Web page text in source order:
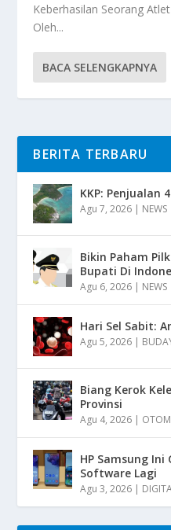
Keberhasilan Seorang
Oleh...
BACA SELENGKAPNYA
BERITA TERBARU
KKP: Penjualan
Agu 7, 2026 | NEWS
Bikin Paham
Bupati Di
Agu 6, 2026 | NEWS
Hari Sel Sabit:
Agu 5, 2026 |
Biang Kerok
Provinsi
Agu 4, 2026 |
HP Samsung
Software Lagi
Agu 3, 2026 |